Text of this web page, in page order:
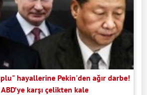
hayallerine Pekin'den ağır darbe!
karşı çelikten kale